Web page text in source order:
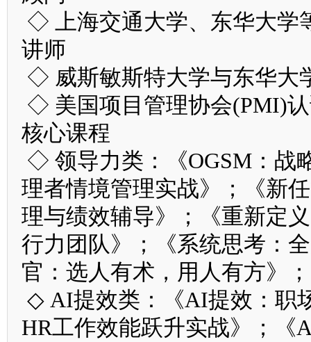
◇ 上海交通大学、东华大学
讲师
◇ 威斯敏斯特大学与东华大
◇ 美国项目管理协会(PMI)
核心课程
◇ 领导力类：《OGSM：战
理者情境管理实战》；《新
理与绩效辅导》；《重新定
行力团队》；《系统思考：
官：选人有术，用人有方》
◇ AI提效类：《AI提效：职
HR工作效能跃升实战》；《